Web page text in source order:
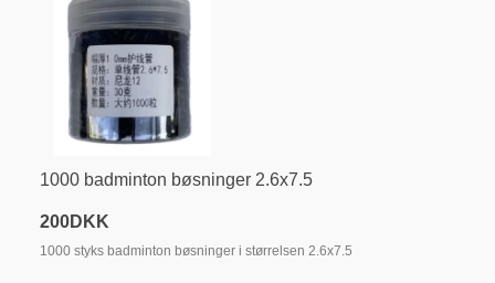
1000 badminton bøsninger 2.6x7.5
200DKK
1000 styks badminton bøsninger i størrelsen 2.6x7.5